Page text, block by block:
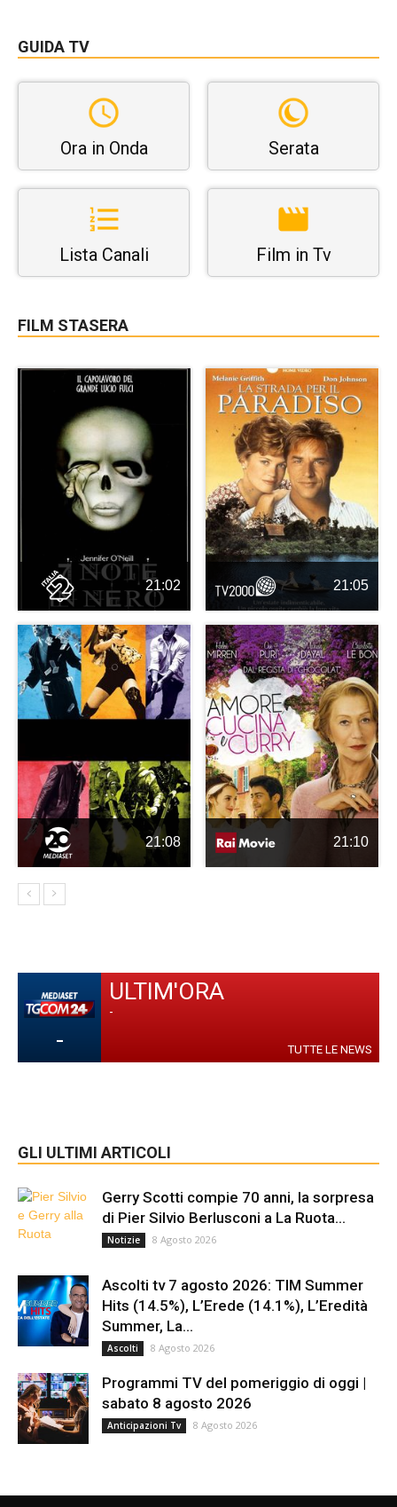
GUIDA TV
Ora in Onda Serata
Lista Canali Film in Tv
FILM STASERA
21:02 21:05
21:08 21:10
-
ULTIM'ORA
-
TUTTE LE NEWS
GLI ULTIMI ARTICOLI
Gerry Scotti compie 70 anni, la sorpresa
di Pier Silvio Berlusconi a La Ruota...
Notizie 8 Agosto 2026
Ascolti tv 7 agosto 2026: TIM Summer
Hits (14.5%), L’Erede (14.1%), L’Eredità
Summer, La...
Ascolti 8 Agosto 2026
Programmi TV del pomeriggio di oggi |
sabato 8 agosto 2026
Anticipazioni Tv 8 Agosto 2026